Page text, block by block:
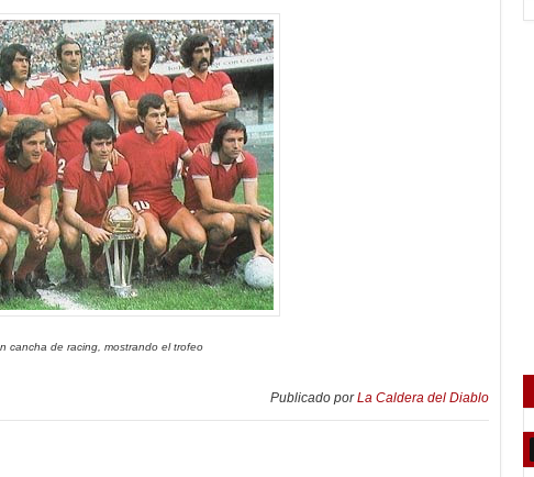
cancha de racing, mostrando el trofeo
Publicado porLa Caldera del Diablo